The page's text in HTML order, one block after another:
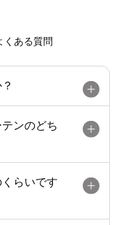
くある質問
ンのどち
らいです